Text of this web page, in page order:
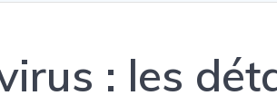
: les